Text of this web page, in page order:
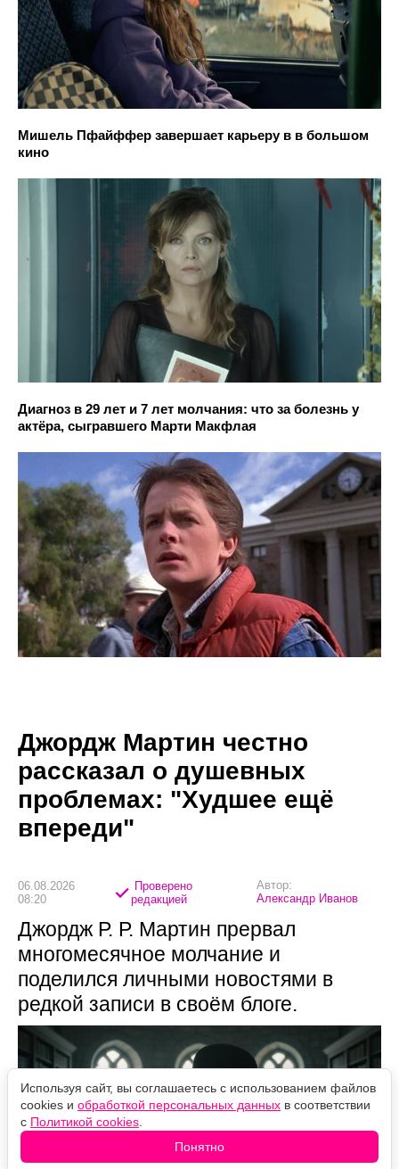
Мишель Пфайффер завершает карьеру в в большом
кино
Диагноз в 29 лет и 7 лет молчания: что за болезнь у
актёра, сыгравшего Марти Макфлая
Джордж Мартин честно
рассказал о душевных
проблемах: "Худшее ещё
впереди"
06.08.2026
08:20
Проверено
редакцией
Автор:
Александр Иванов
Джордж Р. Р. Мартин прервал
многомесячное молчание и
поделился личными новостями в
редкой записи в своём блоге.
Используя сайт, вы соглашаетесь с использованием файлов
cookies и обработкой персональных данных в соответствии
с Политикой cookies
Понятно